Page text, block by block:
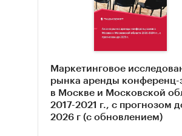
Маркетинговое
рынка аренды конференц-
в Москве и Московской
2017-2021 г., с прогнозом
2026 г (с обновлением)